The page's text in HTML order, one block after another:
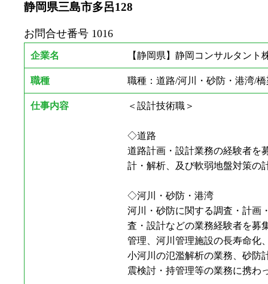
静岡県三島市多呂128
お問合せ番号 1016
企業名 【静岡県】静岡コンサルタン
職種 職種：道路/河川・砂防・港湾/橋
仕事内容 ＜設計技術職＞
◇道路
道路計画・設計業務の経験者を
計・解析、及び軟弱地盤対策の
◇河川・砂防・港湾
河川・砂防に関する調査・計画
査・設計などの業務経験者を募
管理、河川管理施設の長寿命化
小河川の氾濫解析の業務、砂防
震検討・持管理等の業務に携わ